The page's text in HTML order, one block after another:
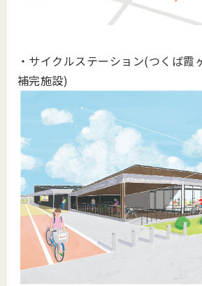
・サイクルステーション(つくば霞
補完施設)